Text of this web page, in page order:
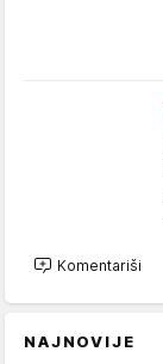
Komentariši
NAJNOVIJE